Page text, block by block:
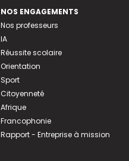
NOS ENGAGEMENTS
Nos professeurs
IA
Réussite scolaire
Orientation
Sport
Citoyenneté
Afrique
Francophonie
Rapport - Entreprise à mission